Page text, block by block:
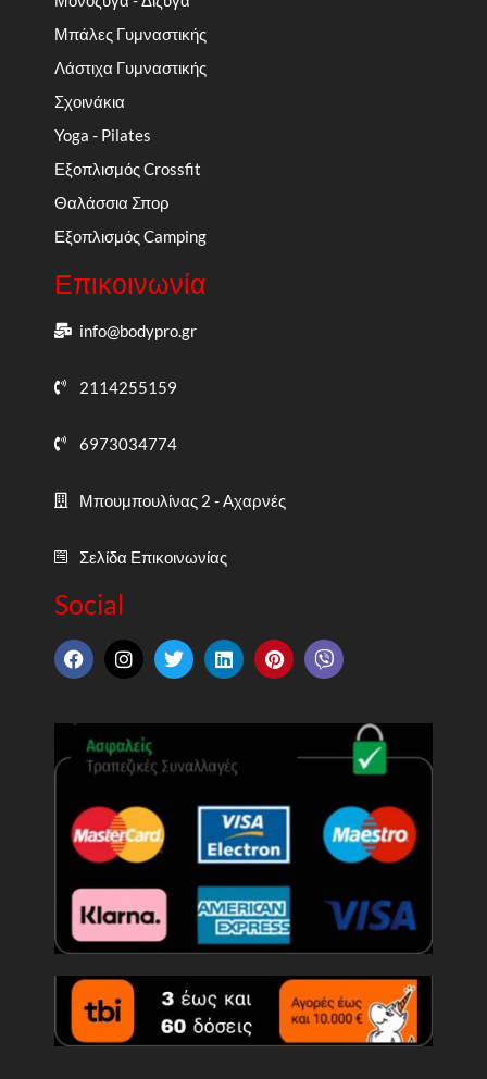
Μπάλες Γυμναστικής
Λάστιχα Γυμναστικής
Σχοινάκια
Yoga - Pilates
Εξοπλισμός Crossfit
Θαλάσσια Σπορ
Εξοπλισμός Camping
Επικοινωνία
info@bodypro.gr
2114255159
6973034774
Μπουμπουλίνας 2 - Αχαρνές
Σελίδα Επικοινωνίας
Social